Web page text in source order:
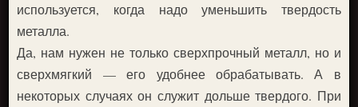
используется, когда надо уменьшить твердость
металла.
Да, нам нужен не только сверхпрочный металл, но и
сверхмягкий — его удобнее обрабатывать. А в
некоторых случаях он служит дольше твердого. При